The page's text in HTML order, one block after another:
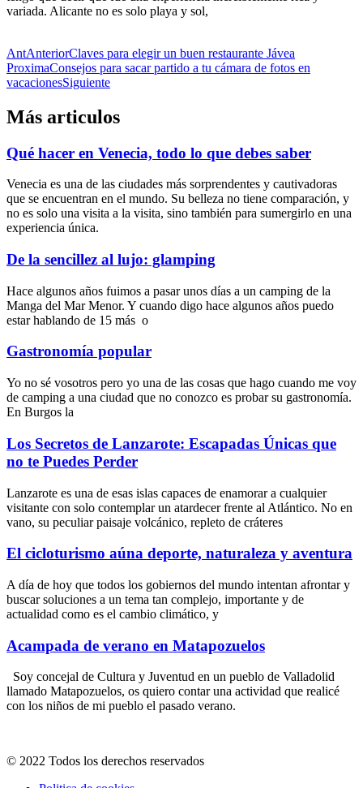
variada. Alicante no es solo playa y sol,
AntAnteriorClaves para elegir un buen restaurante Jávea
ProximaConsejos para sacar partido a tu cámara de fotos en
vacacionesSiguiente
Más articulos
Qué hacer en Venecia, todo lo que debes saber
Venecia es una de las ciudades más sorprendentes y cautivadoras
que se encuentran en el mundo. Su belleza no tiene comparación, y
no es solo una visita a la visita, sino también para sumergirlo en una
experiencia única.
De la sencillez al lujo: glamping
Hace algunos años fuimos a pasar unos días a un camping de la
Manga del Mar Menor. Y cuando digo hace algunos años puedo
estar hablando de 15 más o
Gastronomía popular
Yo no sé vosotros pero yo una de las cosas que hago cuando me voy
de camping a una ciudad que no conozco es probar su gastronomía.
En Burgos la
Los Secretos de Lanzarote: Escapadas Únicas que
no te Puedes Perder
Lanzarote es una de esas islas capaces de enamorar a cualquier
visitante con solo contemplar un atardecer frente al Atlántico. No en
vano, su peculiar paisaje volcánico, repleto de cráteres
El cicloturismo aúna deporte, naturaleza y aventura
A día de hoy que todos los gobiernos del mundo intentan afrontar y
buscar soluciones a un tema tan complejo, importante y de
actualidad como es el cambio climático, y
Acampada de verano en Matapozuelos
Soy concejal de Cultura y Juventud en un pueblo de Valladolid
llamado Matapozuelos, os quiero contar una actividad que realicé
con los niños de mi pueblo el pasado verano.
© 2022 Todos los derechos reservados